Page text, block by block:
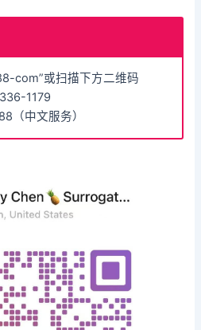
com”或扫描下方二维码
1179
（中文服务）